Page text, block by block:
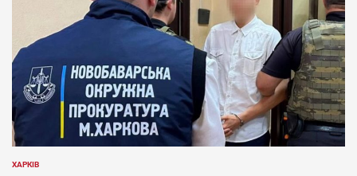
ОПУБЛІКУВАТИ
ХАРКІВ